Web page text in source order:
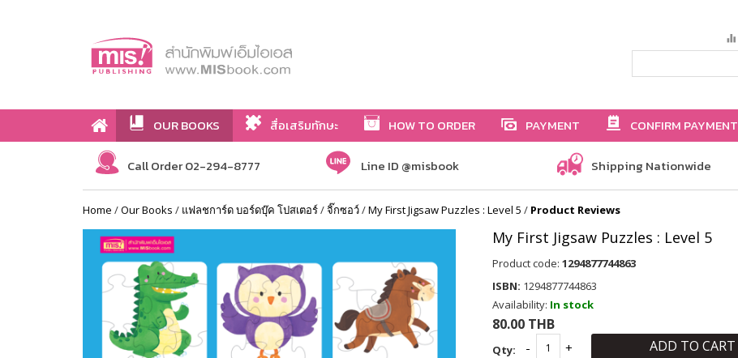
OUR BOOKS สื่อเสริมทักษะ HOW TO ORDER PAYMENT CONFIRM PAYMENT
Call Order 02-294-8777 Line ID @misbook Shipping Nationwide
Home /Our Books / แฟลชการ์ด บอร์ดบุ๊ค โปสเตอร์/จิ๊กซอว์/My First Jigsaw Puzzles : Level 5 / Product Reviews
My First Jigsaw Puzzles : Level 5
Product code: 1294877744863
ISBN: 1294877744863
Availability: In stock
80.00 THB
Qty: ADD TO CART